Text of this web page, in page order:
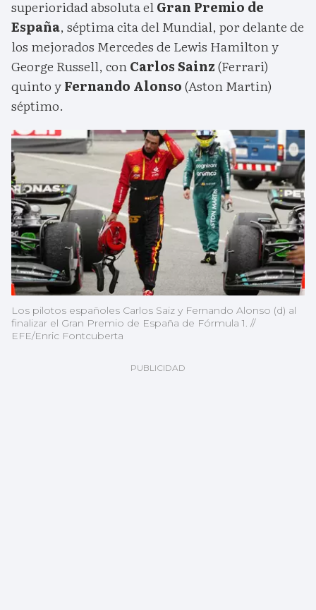
superioridad absoluta elGran Premio de
España, séptima cita del Mundial, por delante de
los mejorados Mercedes de Lewis Hamilton y
George Russell, conCarlos Sainz(Ferrari)
quinto yFernando Alonso(Aston Martin)
séptimo.
Los pilotos españoles Carlos Saiz y Fernando Alonso (d) al
finalizar el Gran Premio de España de Fórmula 1. //
EFE/Enric Fontcuberta